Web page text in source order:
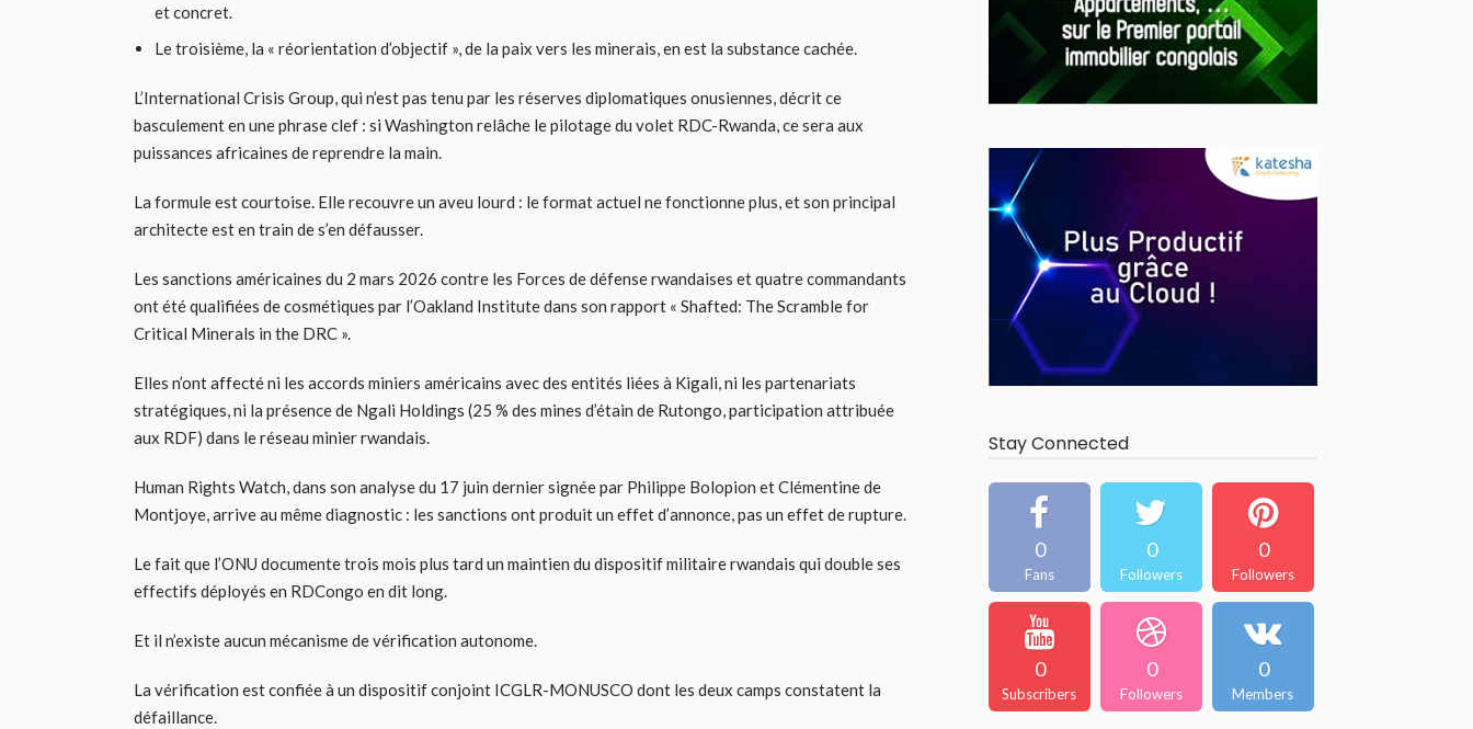
et concret.
Le troisième, la « réorientation d’objectif », de la paix vers les minerais, en est la substance cachée.
L’International Crisis Group, qui n’est pas tenu par les réserves diplomatiques onusiennes, décrit ce
basculement en une phrase clef : si Washington relâche le pilotage du volet RDC-Rwanda, ce sera aux
puissances africaines de reprendre la main.
La formule est courtoise. Elle recouvre un aveu lourd : le format actuel ne fonctionne plus, et son principal
architecte est en train de s’en défausser.
Les sanctions américaines du 2 mars 2026 contre les Forces de défense rwandaises et quatre commandants
ont été qualifiées de cosmétiques par l’Oakland Institute dans son rapport « Shafted: The Scramble for
Critical Minerals in the DRC ».
Elles n’ont affecté ni les accords miniers américains avec des entités liées à Kigali, ni les partenariats
stratégiques, ni la présence de Ngali Holdings (25 % des mines d’étain de Rutongo, participation attribuée
aux RDF) dans le réseau minier rwandais.
Human Rights Watch, dans son analyse du 17 juin dernier signée par Philippe Bolopion et Clémentine de
Montjoye, arrive au même diagnostic : les sanctions ont produit un effet d’annonce, pas un effet de rupture.
Le fait que l’ONU documente trois mois plus tard un maintien du dispositif militaire rwandais qui double ses
effectifs déployés en RDCongo en dit long.
Et il n’existe aucun mécanisme de vérification autonome.
La vérification est confiée à un dispositif conjoint ICGLR-MONUSCO dont les deux camps constatent la
défaillance.
Stay Connected
0
Fans
0
Followers
0
Followers
0
Subscribers
0
Followers
0
Members